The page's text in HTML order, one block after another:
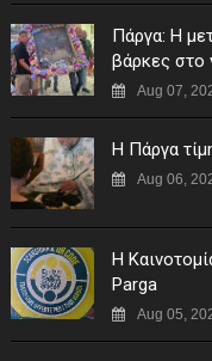
Πάργα: Η
βάρκες στο
Aug 07,
Η Πάργα
Aug 06,
Η
Parga
Aug 05,